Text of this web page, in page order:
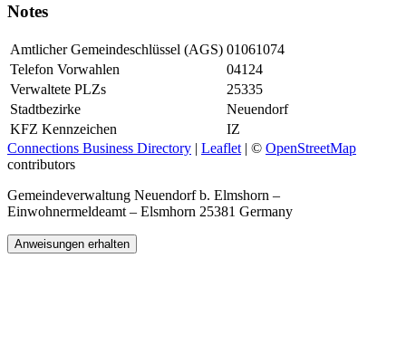
Notes
Amtlicher Gemeindeschlüssel (AGS) 01061074
Telefon Vorwahlen
04124
Verwaltete PLZs
25335
Stadtbezirke
Neuendorf
KFZ Kennzeichen
IZ
Connections Business Directory | Leaflet | © OpenStreetMap
contributors
Gemeindeverwaltung Neuendorf b. Elmshorn –
Einwohnermeldeamt – Elsmhorn 25381 Germany
Anweisungen erhalten